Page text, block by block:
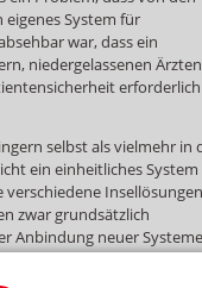
System für
war, dass ein
niedergelassenen
selbst als vielmehr in
ein einheitliches
Insellösungen
zwar grundsätzlich
Anbindung neuer
werden.